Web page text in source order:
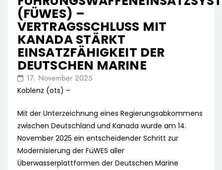
(FÜWES) –
VERTRAGSSCHLUSS MIT
KANADA STÄRKT
EINSATZFÄHIGKEIT DER
DEUTSCHEN MARINE
17. November 2025
Koblenz (ots) –
Mit der Unterzeichnung eines Regierungsabkommens
zwischen Deutschland und Kanada wurde am 14.
November 2025 ein entscheidender Schritt zur
Modernisierung der FüWES aller
Überwasserplattformen der Deutschen Marine